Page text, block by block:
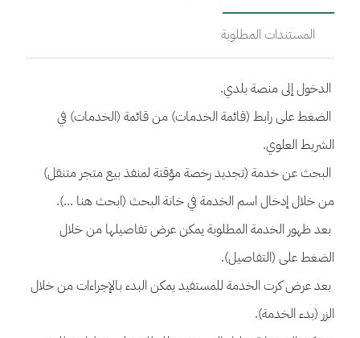
المستندات المطلوبة
الدخول إلى منصة بلدي.
الضغط على رابط (قائمة الخدمات) من قائمة (الخدمات) في
الشريط العلوي.
البحث عن خدمة (تجديد رخصة مؤقتة لمنفذ بيع متجر متنقل)
من خلال إدخال اسم الخدمة في خانة البحث (ابحث هنا ...).
بعد ظهور الخدمة المطلوبة يمكن عرض تفاصيلها من خلال
الضغط على (التفاصيل).
بعد عرض كرت الخدمة للمستفيد يمكن البدء بالإجراءات من خلال
الزر (بدء الخدمة).